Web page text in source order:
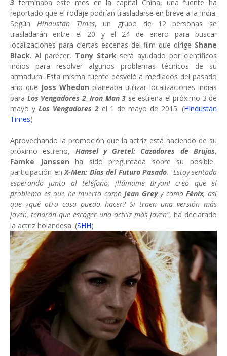
3 terminaba este mes en la capital China, una fuente ha
reportado que el rodaje podrían trasladarse en breve a la India.
Según Hindustan Times, un grupo de 12 personas se
trasladarán entre el 20 y el 24 de enero para buscar
localizaciones para ciertas escenas del film que dirige Shane
Black. Al parecer, Tony Starkserá ayudado por científicos
indios para resolver algunos problemas técnicos de su
armadura. Esta misma fuente desveló a mediados del pasado
año que Joss Whedon planeaba utilizar localizaciones indias
para Los Vengadores 2. Iron Man 3 se estrena el próximo 3 de
mayo yLos Vengadores 2el 1 de mayo de 2015. (Hindustan
Times)
Aprovechando la promoción que la actriz está haciendo de su
próximo estreno, Hansel y Gretel: Cazadores de Brujas,
Famke Janssen ha sido preguntada sobre su posible
participación enX-Men: Días del Futuro Pasado. "Estoy sentada
esperando junto al teléfono, ¡llámame Bryan! creo que el
problema es que he muerto comoJean Greyy comoFénix, así
que ¿qué otra cosa puedo hacer? Si traen una versión más
joven, tendrán que escoger una actriz más joven", ha declarado
la actriz holandesa. (SHH)